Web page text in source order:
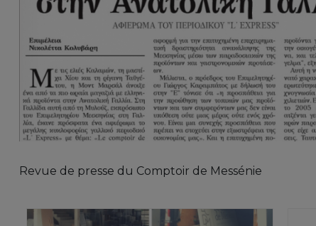
Revue de presse du Comptoir de Messénie